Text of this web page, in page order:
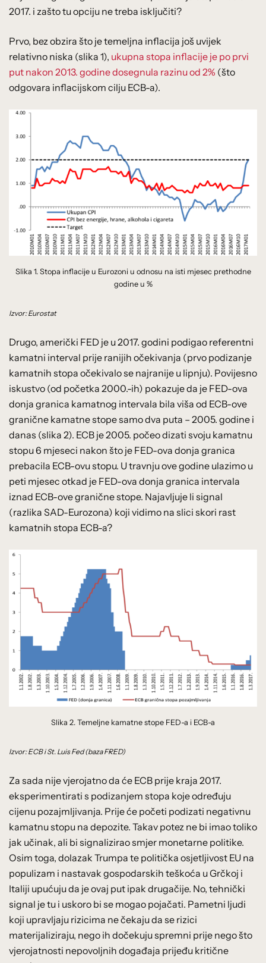
2017. i zašto tu opciju ne treba isključiti?
Prvo, bez obzira što je temeljna inflacija još uvijek
relativno niska (slika 1), ukupna stopa inflacije je po prvi
put nakon 2013. godine dosegnula razinu od 2% (što
odgovara inflacijskom cilju ECB-a).
Slika 1. Stopa inflacije u Eurozoni u odnosu na isti mjesec prethodne
godine u %
Izvor: Eurostat
Drugo, američki FED je u 2017. godini podigao referentni
kamatni interval prije ranijih očekivanja (prvo podizanje
kamatnih stopa očekivalo se najranije u lipnju). Povijesno
iskustvo (od početka 2000.-ih) pokazuje da je FED-ova
donja granica kamatnog intervala bila viša od ECB-ove
granične kamatne stope samo dva puta – 2005. godine i
danas (slika 2). ECB je 2005. počeo dizati svoju kamatnu
stopu 6 mjeseci nakon što je FED-ova donja granica
prebacila ECB-ovu stopu. U travnju ove godine ulazimo u
peti mjesec otkad je FED-ova donja granica intervala
iznad ECB-ove granične stope. Najavljuje li signal
(razlika SAD-Eurozona) koji vidimo na slici skori rast
kamatnih stopa ECB-a?
Slika 2. Temeljne kamatne stope FED-a i ECB-a
Izvor: ECB i St. Luis Fed (baza FRED)
Za sada nije vjerojatno da će ECB prije kraja 2017.
eksperimentirati s podizanjem stopa koje određuju
cijenu pozajmljivanja. Prije će početi podizati negativnu
kamatnu stopu na depozite. Takav potez ne bi imao toliko
jak učinak, ali bi signalizirao smjer monetarne politike.
Osim toga, dolazak Trumpa te politička osjetljivost EU na
populizam i nastavak gospodarskih teškoća u Grčkoj i
Italiji upućuju da je ovaj put ipak drugačije. No, tehnički
signal je tu i uskoro bi se mogao pojačati. Pametni ljudi
koji upravljaju rizicima ne čekaju da se rizici
materijaliziraju, nego ih dočekuju spremni prije nego što
vjerojatnosti nepovoljnih događaja prijeđu kritične